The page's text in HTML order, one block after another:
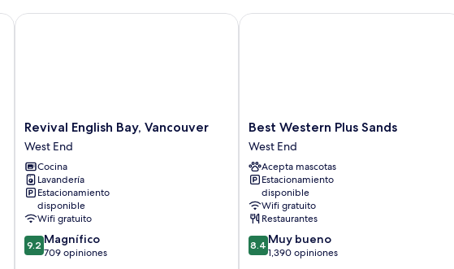
Revival
English
Bay,
Vancouver
West
End
Revival English Bay, Vancouver
West End
Cocina
Lavandería
Estacionamiento
disponible
Wifi gratuito
9.2
de
9.2 Magnífico
709 opiniones
Revival English Bay, Vancouver
Best
Western
Plus
Sands
West
End
Best Western Plus Sands
West End
Acepta mascotas
Estacionamiento
disponible
Wifi gratuito
Restaurantes
8.4
de
8.4 Muy bueno
1,390 opiniones
Best Western Plus Sands